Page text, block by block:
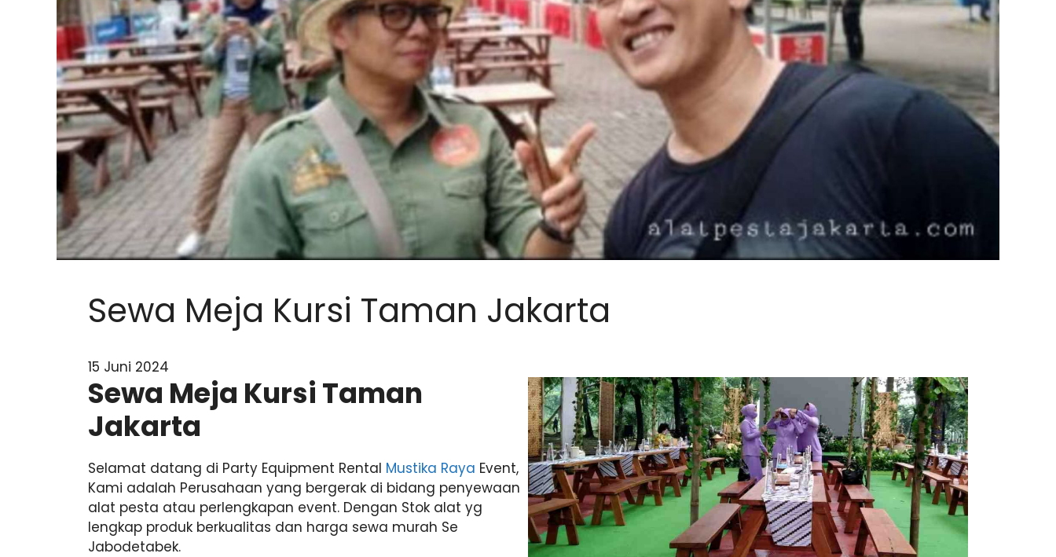
Sewa Meja Kursi Taman Jakarta
15 Juni 2024
Sewa Meja Kursi Taman
Jakarta
Selamat datang di Party Equipment Rental Mustika Raya Event,
Kami adalah Perusahaan yang bergerak di bidang penyewaan
alat pesta atau perlengkapan event. Dengan Stok alat yg
lengkap produk berkualitas dan harga sewa murah Se
Jabodetabek.